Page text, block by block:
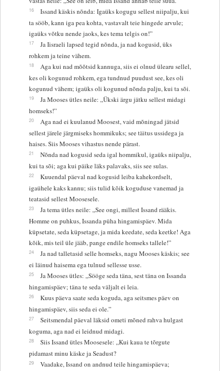
16
Issand käskis nõnda: Igaüks kogugu sellest niipalju, kui
ta sööb, kann iga pea kohta, vastavalt teie hingede arvule;
igaüks võtku nende jaoks, kes tema telgis on!”
17
Ja Iisraeli lapsed tegid nõnda, ja nad kogusid, üks
rohkem ja teine vähem.
18
Aga kui nad mõõtsid kannuga, siis ei olnud ülearu sellel,
kes oli kogunud rohkem, ega tundnud puudust see, kes oli
kogunud vähem; igaüks oli kogunud nõnda palju, kui ta sõi.
19
Ja Mooses ütles neile: „Ükski ärgu jätku sellest midagi
homseks!”
20
Aga nad ei kuulanud Moosest, vaid mõningad jätsid
sellest järele järgmiseks hommikuks; see täitus ussidega ja
haises. Siis Mooses vihastus nende pärast.
21
Nõnda nad kogusid seda igal hommikul, igaüks niipalju,
kui ta sõi; aga kui päike läks palavaks, siis see sulas.
22
Kuuendal päeval nad kogusid leiba kahekordselt,
igaühele kaks kannu; siis tulid kõik koguduse vanemad ja
teatasid sellest Moosesele.
23
Ja tema ütles neile: „See ongi, millest Issand rääkis.
Homme on puhkus, Issanda püha hingamispäev. Mida
küpsetate, seda küpsetage, ja mida keedate, seda keetke! Aga
kõik, mis teil üle jääb, pange endile homseks tallele!”
24
Ja nad talletasid selle homseks, nagu Mooses käskis; see
ei läinud haisema ega tulnud sellesse usse.
25
Ja Mooses ütles: „Sööge seda täna, sest täna on Issanda
hingamispäev; täna te seda väljalt ei leia.
26
Kuus päeva saate seda koguda, aga seitsmes päev on
hingamispäev, siis seda ei ole.”
27
Seitsmendal päeval läksid ometi mõned rahva hulgast
koguma, aga nad ei leidnud midagi.
28
Siis Issand ütles Moosesele: „Kui kaua te tõrgute
pidamast minu käske ja Seadust?
29
Vaadake, Issand on andnud teile hingamispäeva;